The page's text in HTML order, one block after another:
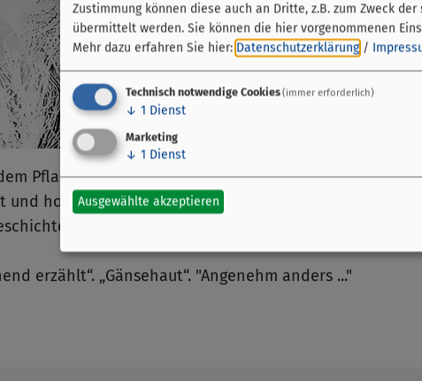
Pflaster liegt das Grab, über dem Pflaster schwebt
und hoffen, dass das alles nicht wahr ist.
erzählt“. „Gänsehaut“. "Angenehm anders ..."
Zustimmung können diese auch an Dritte, z.B. zum Zweck
übermittelt werden. Sie können die hier vorgenommenen
Mehr dazu erfahren Sie hier: Datenschutzerklärung /
Technisch notwendige Cookies(immer erforderlich)
↓ 1 Dienst
Marketing
↓ 1 Dienst
Ausgewählte akzeptieren